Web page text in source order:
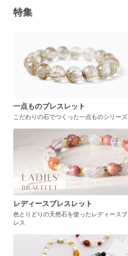
特集
一点ものブレスレット
こだわりの石でつくった一点ものシリーズ
レディースブレスレット
色とりどりの天然石を使ったレディースブ
レス